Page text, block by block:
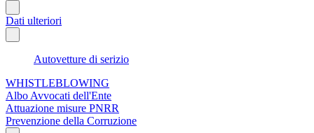
Dati ulteriori
Autovetture di serizio
WHISTLEBLOWING
Albo Avvocati dell'Ente
Attuazione misure PNRR
Prevenzione della Corruzione